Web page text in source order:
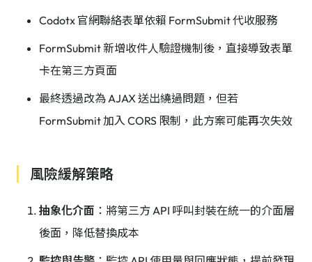
Codotx 官網聯絡表單依賴 FormSubmit 代收服務
FormSubmit 新增收件人驗證機制後，直接導致表單
卡在第三方頁面
最終透過改為 AJAX 送出繞過問題，但若
FormSubmit 加入 CORS 限制，此方案可能再次失效
風險緩解策略
抽象化介面 ：將第三方 API 呼叫封裝在統一的介面層
後面，降低替換成本